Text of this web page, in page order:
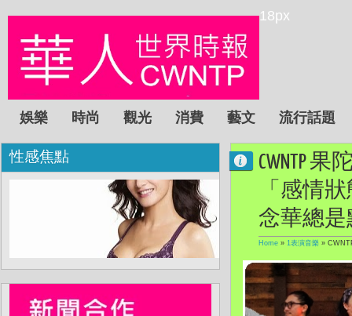
18px
娛樂 時尚 觀光 消費 藝文 流行話題
CWNTP
「感情
念華總
Home » 1表演音樂 »
性感焦點